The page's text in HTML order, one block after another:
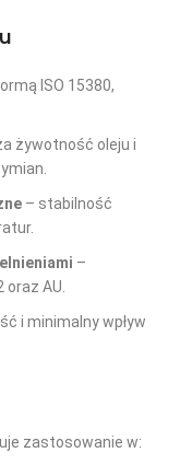
ISO 15380,
żywotność oleju i
– stabilność
–
oraz AU.
i minimalny wpływ
zastosowanie w: